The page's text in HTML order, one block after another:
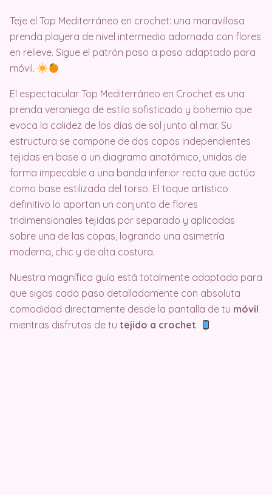
Teje el Top Mediterráneo en crochet: una maravillosa
prenda playera de nivel intermedio adornada con flores
en relieve. Sigue el patrón paso a paso adaptado para
móvil.
El espectacular Top Mediterráneo en Crochet es una
prenda veraniega de estilo sofisticado y bohemio que
evoca la calidez de los días de sol junto al mar. Su
estructura se compone de dos copas independientes
tejidas en base a un diagrama anatómico, unidas de
forma impecable a una banda inferior recta que actúa
como base estilizada del torso. El toque artístico
definitivo lo aportan un conjunto de flores
tridimensionales tejidas por separado y aplicadas
sobre una de las copas, logrando una asimetría
moderna, chic y de alta costura.
Nuestra magnífica guía está totalmente adaptada para
que sigas cada paso detalladamente con absoluta
comodidad directamente desde la pantalla de tu móvil
mientras disfrutas de tu tejido a crochet.